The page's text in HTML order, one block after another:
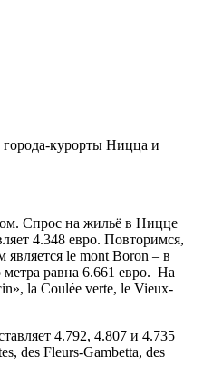
города-курорты Ницца и
Спрос на жильё в Ницце
4.348 евро. Повторимся,
le mont Boron – в
метра равна 6.661 евро. На
la Coulée verte, le Vieux-
4.792, 4.807 и 4.735
des Fleurs-Gambetta, des